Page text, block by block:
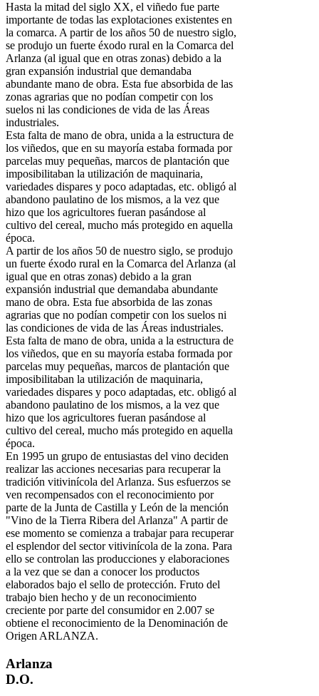
Hasta la mitad del siglo XX, el viñedo fue parte
importante de todas las explotaciones existentes en
la comarca. A partir de los años 50 de nuestro siglo,
se produjo un fuerte éxodo rural en la Comarca del
Arlanza (al igual que en otras zonas) debido a la
gran expansión industrial que demandaba
abundante mano de obra. Esta fue absorbida de las
zonas agrarias que no podían competir con los
suelos ni las condiciones de vida de las Áreas
industriales.
Esta falta de mano de obra, unida a la estructura de
los viñedos, que en su mayoría estaba formada por
parcelas muy pequeñas, marcos de plantación que
imposibilitaban la utilización de maquinaria,
variedades dispares y poco adaptadas, etc. obligó al
abandono paulatino de los mismos, a la vez que
hizo que los agricultores fueran pasándose al
cultivo del cereal, mucho más protegido en aquella
época.
A partir de los años 50 de nuestro siglo, se produjo
un fuerte éxodo rural en la Comarca del Arlanza (al
igual que en otras zonas) debido a la gran
expansión industrial que demandaba abundante
mano de obra. Esta fue absorbida de las zonas
agrarias que no podían competir con los suelos ni
las condiciones de vida de las Áreas industriales.
Esta falta de mano de obra, unida a la estructura de
los viñedos, que en su mayoría estaba formada por
parcelas muy pequeñas, marcos de plantación que
imposibilitaban la utilización de maquinaria,
variedades dispares y poco adaptadas, etc. obligó al
abandono paulatino de los mismos, a la vez que
hizo que los agricultores fueran pasándose al
cultivo del cereal, mucho más protegido en aquella
época.
En 1995 un grupo de entusiastas del vino deciden
realizar las acciones necesarias para recuperar la
tradición vitiviní­cola del Arlanza. Sus esfuerzos se
ven recompensados con el reconocimiento por
parte de la Junta de Castilla y León de la mención
"Vino de la Tierra Ribera del Arlanza" A partir de
ese momento se comienza a trabajar para recuperar
el esplendor del sector vitiviní­cola de la zona. Para
ello se controlan las producciones y elaboraciones
a la vez que se dan a conocer los productos
elaborados bajo el sello de protección. Fruto del
trabajo bien hecho y de un reconocimiento
creciente por parte del consumidor en 2.007 se
obtiene el reconocimiento de la Denominación de
Origen ARLANZA.
Arlanza
D.O.